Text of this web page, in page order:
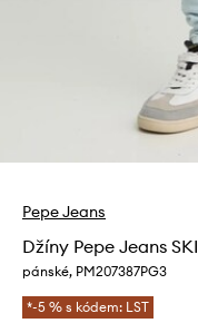
Pepe Jeans
Džíny Pepe Jeans
pánské, PM207387PG3
*-5 % s kódem: LST